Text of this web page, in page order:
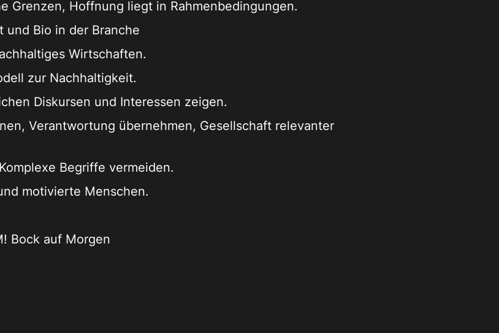
Grenzen, Hoffnung liegt in Rahmenbedingungen.
und Bio in der Branche
Wirtschaften.
zur Nachhaltigkeit.
Diskursen und Interessen zeigen.
Verantwortung übernehmen, Gesellschaft relevanter
Begriffe vermeiden.
motivierte Menschen.
Bock auf Morgen